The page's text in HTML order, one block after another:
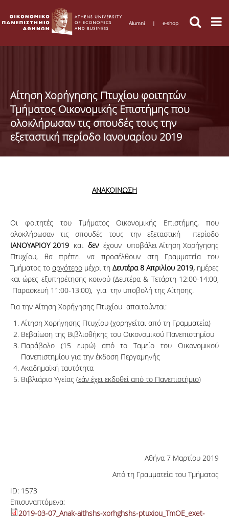
Alumni | e-shop
Αίτηση Χορήγησης Πτυχίου φοιτητών
Τμήματος Οικονομικής Επιστήμης που
ολοκλήρωσαν τις σπουδές τους την
εξεταστική περίοδο Ιανουαρίου 2019
ANAKOINΩΣΗ
Οι φοιτητές του Τμήματος Οικονομικής Επιστήμης, που
ολοκλήρωσαν τις σπουδές τους την εξεταστική περίοδο
ΙΑΝΟΥΑΡΙΟΥ 2019 καιδεν έχουν υποβάλει Αίτηση Χορήγησης
Πτυχίου, θα πρέπει να προσέλθουν στη Γραμματεία του
Τμήματος το αργότερο μέχρι τη Δευτέρα 8 Απριλίου 2019, ημέρες
και ώρες εξυπηρέτησης κοινού (Δευτέρα & Τετάρτη 12:00-14:00,
Παρασκευή 11:00-13:00), για την υποβολή της Αίτησης.
Για την Αίτηση Χορήγησης Πτυχίου απαιτούνται:
Αίτηση Χορήγησης Πτυχίου (χορηγείται από τη Γραμματεία)
Βεβαίωση της Βιβλιοθήκης του Οικονομικού Πανεπιστημίου
Παράβολο (15 ευρώ) από το Ταμείο του Οικονομικού
Πανεπιστημίου για την έκδοση Περγαμηνής
Ακαδημαϊκή ταυτότητα
Βιβλιάριο Υγείας (εάν έχει εκδοθεί από το Πανεπιστήμιο)
Αθήνα 7 Μαρτίου 2019
Από τη Γραμματεία του Τμήματος
ID: 1573
Επισυναπτόμενα:
2019-03-07_Anak-aithshs-xorhghshs-ptuxiou_TmOE_exet-